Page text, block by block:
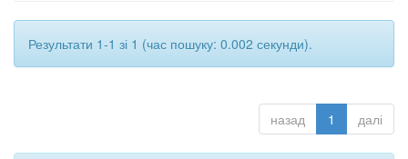
Результати 1-1 зі 1 (час пошуку: 0.002 секунди).
назад 1 далі